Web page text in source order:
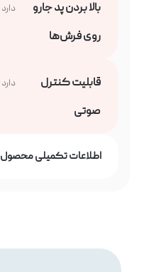
بالا بردن پد جارو
روی فرش‌ها
دارد
قابلیت کنترل
صوتی
دارد
اطلاعات تکمیلی محصول